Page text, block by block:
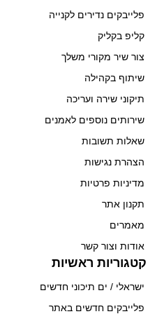
פלייבקים נדירים לקנייה
קליפ בקליק
צור שיר מקורי משלך
שיתוף בקהילה
תיקוני שירה ועריכה
שירותים נוספים לאמנים
שאלות תשובות
הצהרת נגישות
מדיניות פרטיות
תקנון אתר
מאמרים
אודות וצור קשר
קטגוריות ראשיות
ישראלי / ים תיכוני חדשים
פלייבקים חדשים באתר